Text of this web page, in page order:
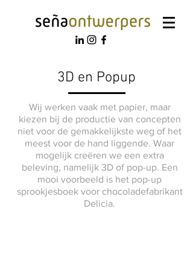
3D en Popup
Wij werken vaak met papier, maar
kiezen bij de productie van concepten
niet voor de gemakkelijkste weg of het
meest voor de hand liggende. Waar
mogelijk creëren we een extra
beleving, namelijk 3D of pop-up. Een
mooi voorbeeld is het pop-up
sprookjesboek voor chocoladefabrikant
Delicia.